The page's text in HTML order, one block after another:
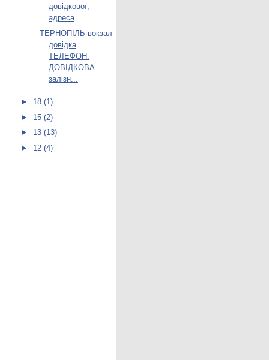
довідкової,
адреса
ТЕРНОПІЛЬ вокзал
довідка
ТЕЛЕФОН:
ДОВІДКОВА
залізн...
► 18 (1)
► 15 (2)
► 13 (13)
► 12 (4)